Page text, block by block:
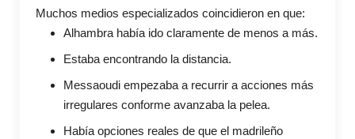
Muchos medios especializados coincidieron en que:
Alhambra había ido claramente de menos a más.
Estaba encontrando la distancia.
Messaoudi empezaba a recurrir a acciones más
irregulares conforme avanzaba la pelea.
Había opciones reales de que el madrileño